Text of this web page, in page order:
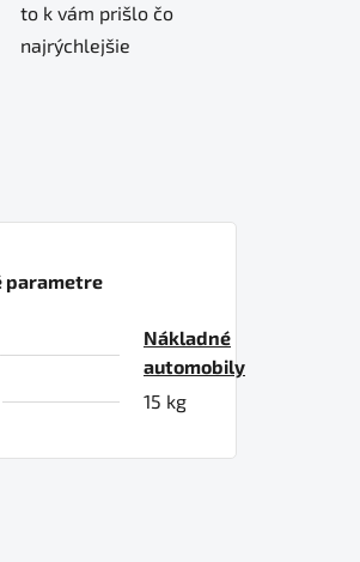
to k vám prišlo čo
najrýchlejšie
parametre
Nákladné
automobily
15 kg